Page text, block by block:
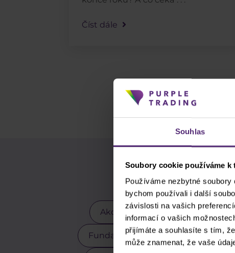
Souhlas
Soubory cookie používáme
Používáme nezbytné
bychom používali i další
závislosti na vašich
informací o vašich
přijímáte a souhlasíte s tím,
může znamenat, že vaše
Číst dále
Akcie Akciové indexy
Fundamentální analýza